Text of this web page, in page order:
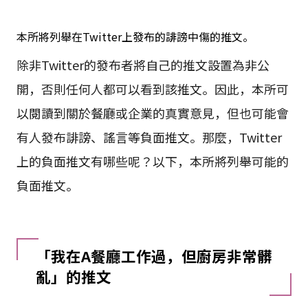
本所將列舉在Twitter上發布的誹謗中傷的推文。
除非Twitter的發布者將自己的推文設置為非公
開，否則任何人都可以看到該推文。因此，本所可
以閱讀到關於餐廳或企業的真實意見，但也可能會
有人發布誹謗、謠言等負面推文。那麼，Twitter
上的負面推文有哪些呢？以下，本所將列舉可能的
負面推文。
「我在A餐廳工作過，但廚房非常髒
亂」的推文